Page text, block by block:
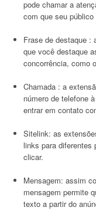
pode chamar a
com que seu
Frase de destaque :
que você destaque
concorrência, como
Chamada : a
número de telefone
entrar em contato
Sitelink: as
links para diferentes
clicar.
Mensagem: assim
mensagem permite
texto a partir do